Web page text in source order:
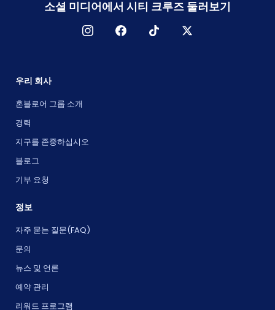
소셜 미디어에서 시티 크루즈 둘러보기
우리 회사
혼블로어 그룹 소개
경력
지구를 존중하십시오
블로그
기부 요청
정보
자주 묻는 질문(FAQ)
문의
뉴스 및 언론
예약 관리
리워드 프로그램